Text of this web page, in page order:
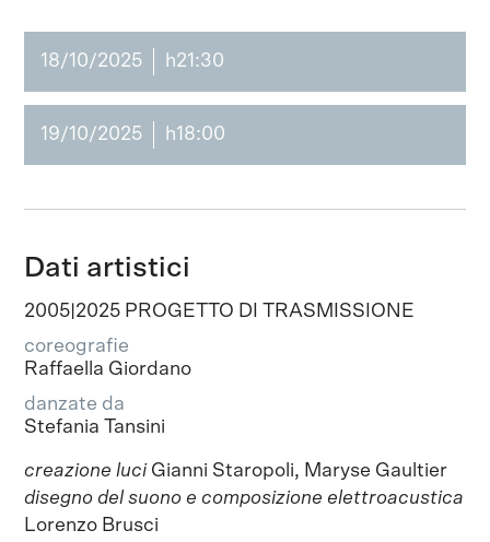
18/10/2025 h21:30
19/10/2025 h18:00
Dati artistici
2005|2025 PROGETTO DI TRASMISSIONE
coreografie
Raffaella Giordano
danzate da
Stefania Tansini
creazione luciGianni Staropoli, Maryse Gaultier
disegno del suono e composizione elettroacustica
Lorenzo Brusci